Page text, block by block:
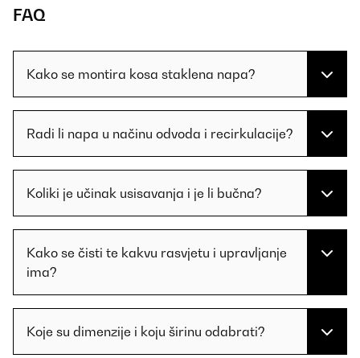
FAQ
Kako se montira kosa staklena napa?
Radi li napa u načinu odvoda i recirkulacije?
Koliki je učinak usisavanja i je li bučna?
Kako se čisti te kakvu rasvjetu i upravljanje
ima?
Koje su dimenzije i koju širinu odabrati?